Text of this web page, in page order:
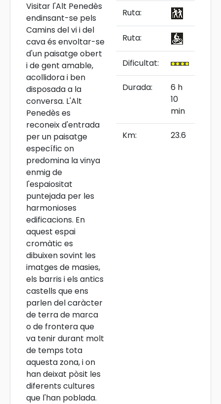
Visitar l'Alt Penedès
endinsant-se pels
Camins del vi i del
cava és envoltar-se
d'un paisatge obert
i de gent amable,
acollidora i ben
disposada a la
conversa. L'Alt
Penedès es
reconeix d'entrada
per un paisatge
específic on
predomina la vinya
enmig de
l'espaiositat
puntejada per les
harmonioses
edificacions. En
aquest espai
cromàtic es
dibuixen sovint les
imatges de masies,
els barris i els antics
castells que ens
parlen del caràcter
de terra de marca
o de frontera que
va tenir durant molt
de temps tota
aquesta zona, i on
han deixat pòsit les
diferents cultures
que l'han poblada.
Ruta:
Ruta:
Dificultat:
Durada:
6 h
10
min
Km: 23.6